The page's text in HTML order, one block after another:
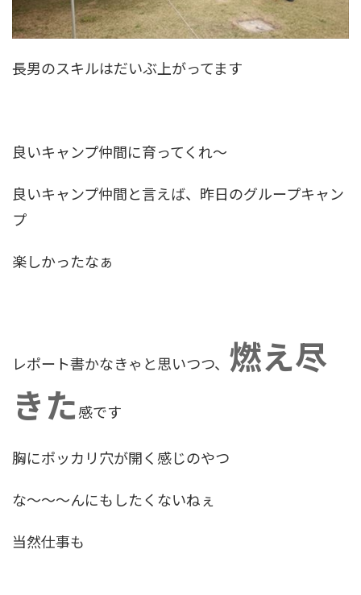
長男のスキルはだいぶ上がってます
良いキャンプ仲間に育ってくれ～
良いキャンプ仲間と言えば、昨日のグループキャン
プ
楽しかったなぁ
レポート書かなきゃと思いつつ、 燃え尽
きた感です
胸にポッカリ穴が開く感じのやつ
な～～～んにもしたくないねぇ
当然仕事も